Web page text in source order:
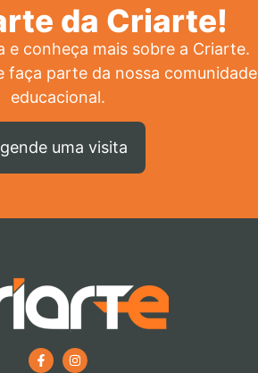
da Criarte!
e conheça mais sobre a Criarte.
faça parte da nossa comunidade
educacional.
uma visita